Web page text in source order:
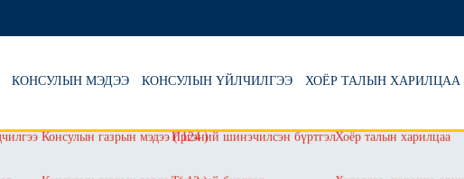
КОНСУЛЫН МЭДЭЭ КОНСУЛЫН ҮЙЛЧИЛГЭЭ ХОЁР ТАЛЫН ХАРИЛЦАА